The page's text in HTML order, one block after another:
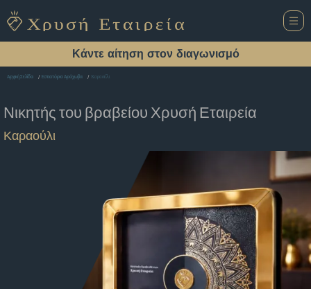
Κάντε αίτηση στον διαγωνισμό
Αρχική Σελίδα Εστιατόριο Αράχωβα Καραούλι
Νικητής του βραβείου Χρυσή Εταιρεία
Καραούλι